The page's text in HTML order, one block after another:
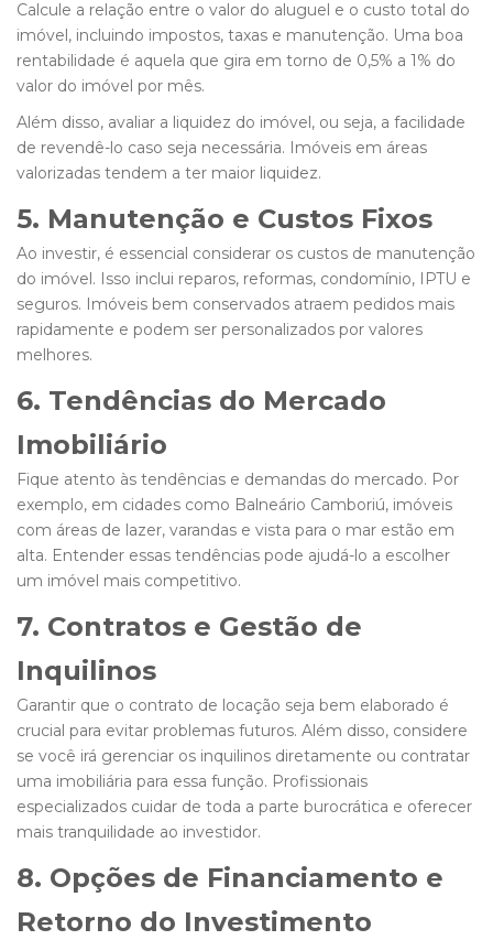
Calcule a relação entre o valor do aluguel e o custo total do
imóvel, incluindo impostos, taxas e manutenção. Uma boa
rentabilidade é aquela que gira em torno de 0,5% a 1% do
valor do imóvel por mês.
Além disso, avaliar a liquidez do imóvel, ou seja, a facilidade
de revendê-lo caso seja necessária. Imóveis em áreas
valorizadas tendem a ter maior liquidez.
5. Manutenção e Custos Fixos
Ao investir, é essencial considerar os custos de manutenção
do imóvel. Isso inclui reparos, reformas, condomínio, IPTU e
seguros. Imóveis bem conservados atraem pedidos mais
rapidamente e podem ser personalizados por valores
melhores.
6. Tendências do Mercado
Imobiliário
Fique atento às tendências e demandas do mercado. Por
exemplo, em cidades como Balneário Camboriú, imóveis
com áreas de lazer, varandas e vista para o mar estão em
alta. Entender essas tendências pode ajudá-lo a escolher
um imóvel mais competitivo.
7. Contratos e Gestão de
Inquilinos
Garantir que o contrato de locação seja bem elaborado é
crucial para evitar problemas futuros. Além disso, considere
se você irá gerenciar os inquilinos diretamente ou contratar
uma imobiliária para essa função. Profissionais
especializados cuidar de toda a parte burocrática e oferecer
mais tranquilidade ao investidor.
8. Opções de Financiamento e
Retorno do Investimento